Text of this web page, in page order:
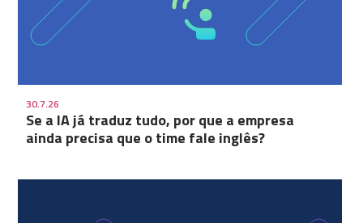
30.7.26
Se a IA já traduz tudo, por que a empresa
ainda precisa que o time fale inglês?